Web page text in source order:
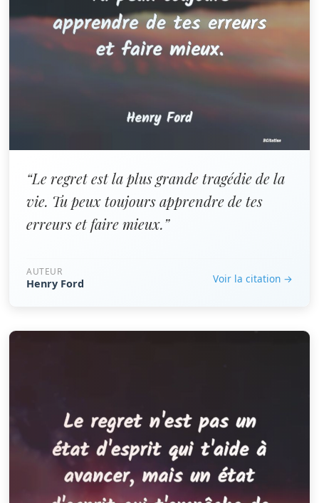
“Le regret est la plus grande tragédie de la
vie. Tu peux toujours apprendre de tes
erreurs et faire mieux.”
AUTEUR
Henry Ford Voir la citation →